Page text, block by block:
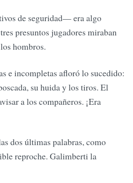
de seguridad— era algo
presuntos jugadores miraban
hombros.
e incompletas afloró lo sucedido:
su huida y los tiros. El
a los compañeros. ¡Era
dos últimas palabras, como
reproche. Galimberti la